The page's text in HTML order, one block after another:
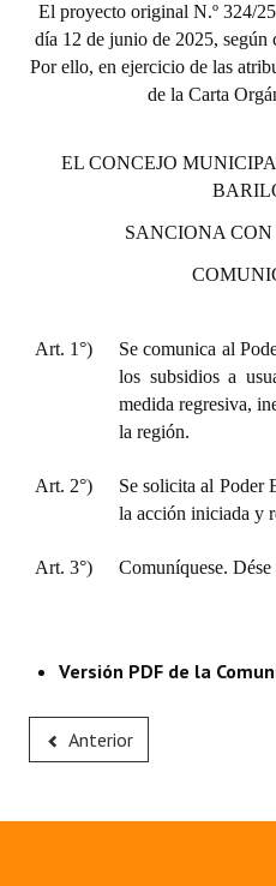
El proyecto original N.º 324/
día 12 de junio de 2025, según
Por ello, en ejercicio de las
de la Carta
EL CONCEJO
SANCIONA
Art. 1°)
Se comunica al
los subsidios a
medida regresiva,
la región.
Art. 2°)
Se solicita al Poder
la acción iniciada y
Art. 3°) Comuníquese.
Versión PDF de la
Anterior